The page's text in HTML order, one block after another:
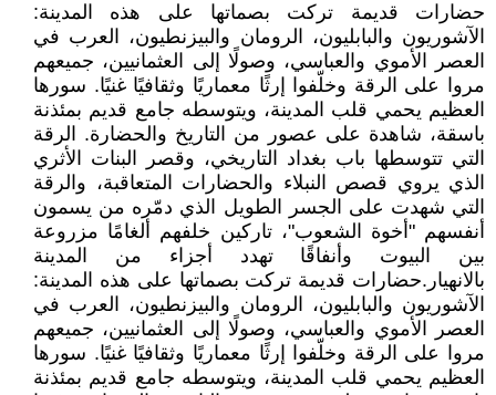
حضارات قديمة تركت بصماتها على هذه المدينة:
الآشوريون والبابليون، الرومان والبيزنطيون، العرب في
العصر الأموي والعباسي، وصولًا إلى العثمانيين، جميعهم
مروا على الرقة وخلّفوا إرثًا معماريًا وثقافيًا غنيًا. سورها
العظيم يحمي قلب المدينة، ويتوسطه جامع قديم بمئذنة
باسقة، شاهدة على عصور من التاريخ والحضارة. الرقة
التي تتوسطها باب بغداد التاريخي، وقصر البنات الأثري
الذي يروي قصص النبلاء والحضارات المتعاقبة، والرقة
التي شهدت على الجسر الطويل الذي دمّره من يسمون
أنفسهم "أخوة الشعوب"، تاركين خلفهم ألغامًا مزروعة
بين البيوت وأنفاقًا تهدد أجزاء من المدينة
بالانهيار.حضارات قديمة تركت بصماتها على هذه المدينة:
الآشوريون والبابليون، الرومان والبيزنطيون، العرب في
العصر الأموي والعباسي، وصولًا إلى العثمانيين، جميعهم
مروا على الرقة وخلّفوا إرثًا معماريًا وثقافيًا غنيًا. سورها
العظيم يحمي قلب المدينة، ويتوسطه جامع قديم بمئذنة